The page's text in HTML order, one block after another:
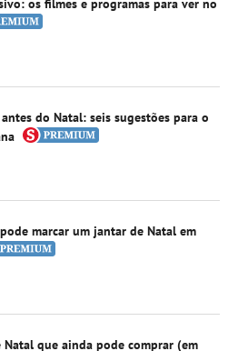
do Natal: seis sugestões para o
marcar um jantar de Natal em
Natal que ainda pode comprar (em